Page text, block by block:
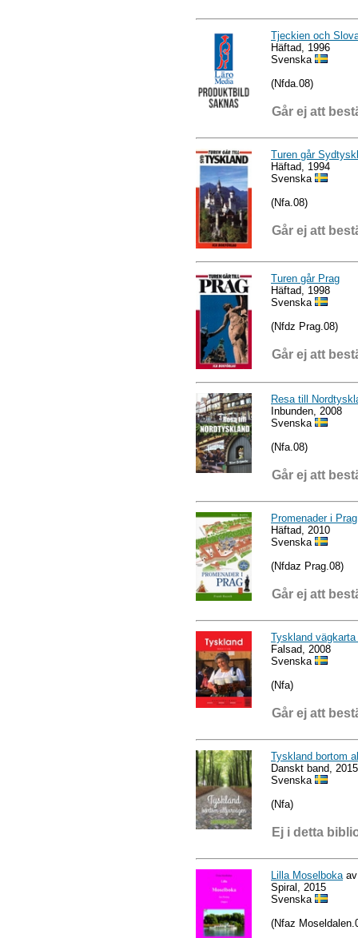
Tjeckien och
Häftad, 1996
Svenska
(Nfda.08)
Går ej att
Turen går
Häftad, 1994
Svenska
(Nfa.08)
Går ej att
Turen går Prag
Häftad, 1998
Svenska
(Nfdz Prag.08)
Går ej att
Resa till
Inbunden, 2008
Svenska
(Nfa.08)
Går ej att
Promenader i Prag
Häftad, 2010
Svenska
(Nfdaz Prag.08)
Går ej att
Tyskland vägkarta
Falsad, 2008
Svenska
(Nfa)
Går ej att
Tyskland bortom
Danskt band, 2015
Svenska
(Nfa)
Ej i detta
Lilla Moselboka
Spiral, 2015
Svenska
(Nfaz